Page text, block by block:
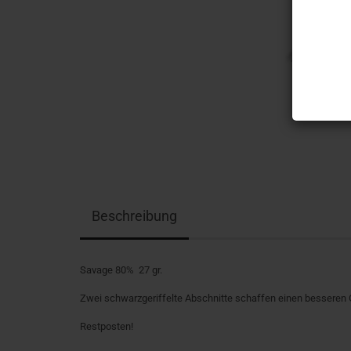
Beschreibung
Savage 80% 27 gr.
Zwei schwarzgeriffelte Abschnitte schaffen einen besseren
Restposten!